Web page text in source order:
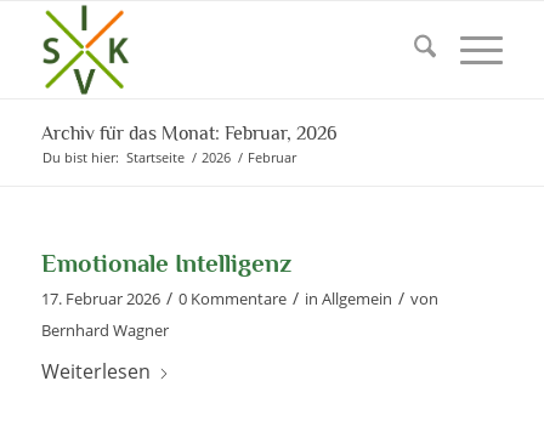
Archiv für das Monat: Februar, 2026
Du bist hier: Startseite / 2026 / Februar
Emotionale Intelligenz
17. Februar 2026 / 0 Kommentare / in Allgemein / von
Bernhard Wagner
Weiterlesen